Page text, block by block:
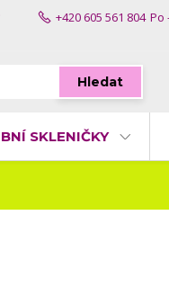
Hledat
+420 605 561 804 Po
SKLENIČKY